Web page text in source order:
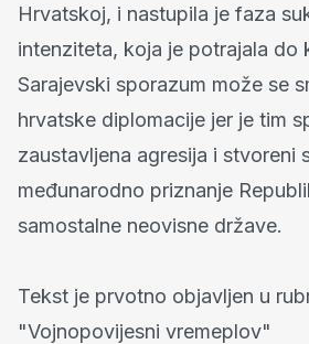
Hrvatskoj, i nastupila je faza
intenziteta, koja je potrajala do
Sarajevski sporazum može se
hrvatske diplomacije jer je tim
zaustavljena agresija i stvoreni
međunarodno priznanje
samostalne neovisne države.
Tekst je prvotno objavljen u
"Vojnopovijesni vremeplov"